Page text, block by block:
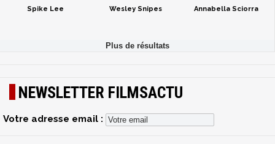
Spike Lee Wesley Snipes Annabella Sciorra
NEWSLETTER FILMSACTU
Votre adresse email :